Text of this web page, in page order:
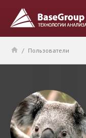
/ Пользователи